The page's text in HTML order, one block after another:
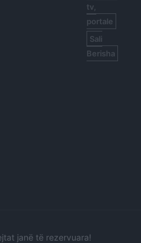
tv,
portale
Sali
Berisha
janë të rezervuara!